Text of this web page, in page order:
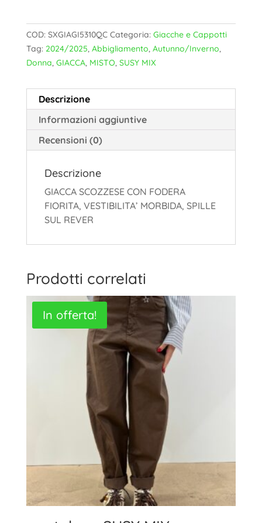
COD: SXGIAGI5310QC Categoria: Giacche e Cappotti
Tag: 2024/2025, Abbigliamento, Autunno/Inverno,
Donna, GIACCA, MISTO, SUSY MIX
Descrizione
Informazioni aggiuntive
Recensioni (0)
Descrizione
GIACCA SCOZZESE CON FODERA
FIORITA, VESTIBILITA’ MORBIDA, SPILLE
SUL REVER
Prodotti correlati
In offerta!